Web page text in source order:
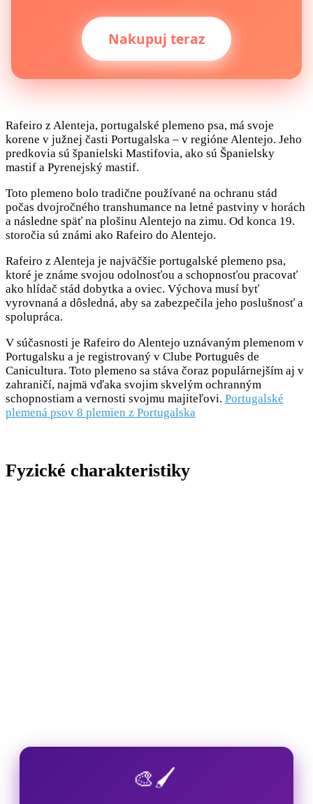
Nakupuj teraz
Rafeiro z Alenteja, portugalské plemeno psa, má svoje
korene v južnej časti Portugalska – v regióne Alentejo. Jeho
predkovia sú španielski Mastifovia, ako sú Španielsky
mastif a Pyrenejský mastif.
Toto plemeno bolo tradične používané na ochranu stád
počas dvojročného transhumance na letné pastviny v horách
a následne späť na plošinu Alentejo na zimu. Od konca 19.
storočia sú známi ako Rafeiro do Alentejo.
Rafeiro z Alenteja je najväčšie portugalské plemeno psa,
ktoré je známe svojou odolnosťou a schopnosťou pracovať
ako hlídač stád dobytka a oviec. Výchova musí byť
vyrovnaná a dôsledná, aby sa zabezpečila jeho poslušnosť a
spolupráca.
V súčasnosti je Rafeiro do Alentejo uznávaným plemenom v
Portugalsku a je registrovaný v Clube Português de
Canicultura. Toto plemeno sa stáva čoraz populárnejším aj v
zahraničí, najmä vďaka svojim skvelým ochranným
schopnostiam a vernosti svojmu majiteľovi. Portugalské
plemená psov 8 plemien z Portugalska
Fyzické charakteristiky
🎨🖌️